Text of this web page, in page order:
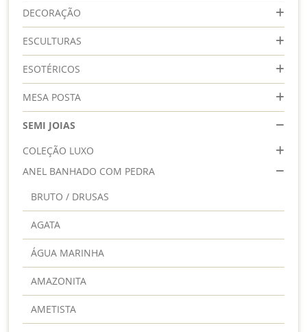
DECORAÇÃO
ESCULTURAS
ESOTÉRICOS
MESA POSTA
SEMI JOIAS
COLEÇÃO LUXO
ANEL BANHADO COM PEDRA
BRUTO / DRUSAS
AGATA
ÁGUA MARINHA
AMAZONITA
AMETISTA